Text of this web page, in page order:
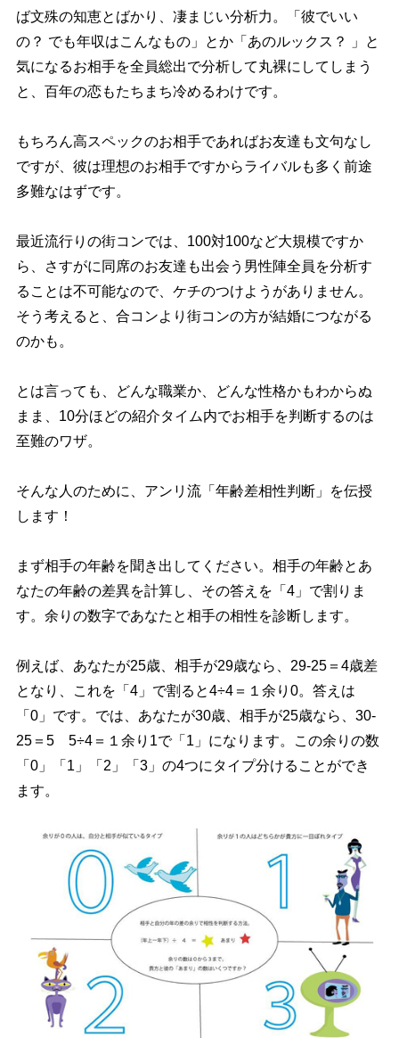
ば文殊の知恵とばかり、凄まじい分析力。「彼でいい
の？ でも年収はこんなもの」とか「あのルックス？ 」と
気になるお相手を全員総出で分析して丸裸にしてしまう
と、百年の恋もたちまち冷めるわけです。
もちろん高スペックのお相手であればお友達も文句なし
ですが、彼は理想のお相手ですからライバルも多く前途
多難なはずです。
最近流行りの街コンでは、100対100など大規模ですか
ら、さすがに同席のお友達も出会う男性陣全員を分析す
ることは不可能なので、ケチのつけようがありません。
そう考えると、合コンより街コンの方が結婚につながる
のかも。
とは言っても、どんな職業か、どんな性格かもわからぬ
まま、10分ほどの紹介タイム内でお相手を判断するのは
至難のワザ。
そんな人のために、アンリ流「年齢差相性判断」を伝授
します！
まず相手の年齢を聞き出してください。相手の年齢とあ
なたの年齢の差異を計算し、その答えを「4」で割りま
す。余りの数字であなたと相手の相性を診断します。
例えば、あなたが25歳、相手が29歳なら、29‐25＝4歳差
となり、これを「4」で割ると4÷4＝１余り0。答えは
「0」です。では、あなたが30歳、相手が25歳なら、30‐
25＝5 5÷4＝１余り1で「1」になります。この余りの数
「0」「1」「2」「3」の4つにタイプ分けることができ
ます。